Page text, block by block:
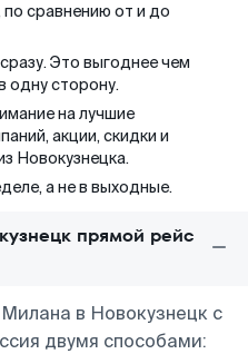
сравнению от и до
Это выгоднее чем
одну сторону.
на лучшие
акции, скидки и
Новокузнецка.
а не в выходные.
прямой рейс
в Новокузнецк с
двумя способами: